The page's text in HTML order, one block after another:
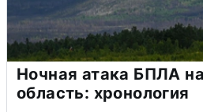
Ночная атака БПЛА
область: хронология